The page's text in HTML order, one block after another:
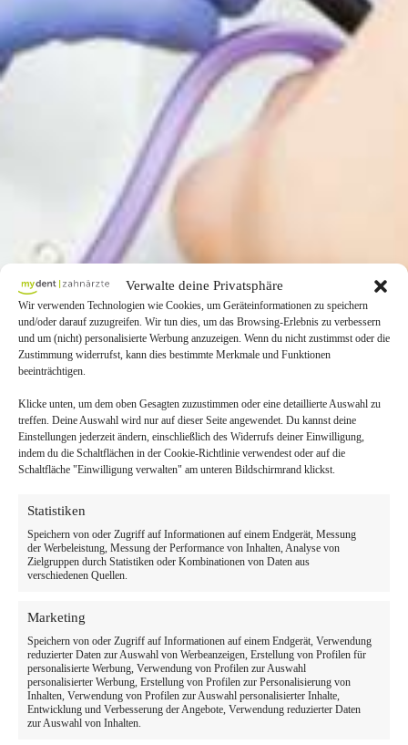
Verwalte deine Privatsphäre
Wir verwenden Technologien wie Cookies, um Geräteinformationen zu speichern
und/oder darauf zuzugreifen. Wir tun dies, um das Browsing-Erlebnis zu verbessern
und um (nicht) personalisierte Werbung anzuzeigen. Wenn du nicht zustimmst oder die
Zustimmung widerrufst, kann dies bestimmte Merkmale und Funktionen
beeinträchtigen.
Klicke unten, um dem oben Gesagten zuzustimmen oder eine detaillierte Auswahl zu
treffen. Deine Auswahl wird nur auf dieser Seite angewendet. Du kannst deine
Einstellungen jederzeit ändern, einschließlich des Widerrufs deiner Einwilligung,
indem du die Schaltflächen in der Cookie-Richtlinie verwendest oder auf die
Schaltfläche "Einwilligung verwalten" am unteren Bildschirmrand klickst.
Statistiken
Speichern von oder Zugriff auf Informationen auf einem Endgerät, Messung
der Werbeleistung, Messung der Performance von Inhalten, Analyse von
Zielgruppen durch Statistiken oder Kombinationen von Daten aus
verschiedenen Quellen.
Marketing
Speichern von oder Zugriff auf Informationen auf einem Endgerät, Verwendung
reduzierter Daten zur Auswahl von Werbeanzeigen, Erstellung von Profilen für
personalisierte Werbung, Verwendung von Profilen zur Auswahl
personalisierter Werbung, Erstellung von Profilen zur Personalisierung von
Inhalten, Verwendung von Profilen zur Auswahl personalisierter Inhalte,
Entwicklung und Verbesserung der Angebote, Verwendung reduzierter Daten
zur Auswahl von Inhalten.